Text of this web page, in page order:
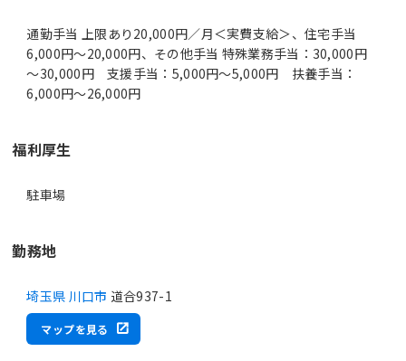
通勤手当 上限あり20,000円／月＜実費支給＞、住宅手当
6,000円～20,000円、その他手当 特殊業務手当：30,000円
～30,000円 支援手当：5,000円～5,000円 扶養手当：
6,000円～26,000円
福利厚生
駐車場
勤務地
埼玉県 川口市 道合937-1
マップを見る